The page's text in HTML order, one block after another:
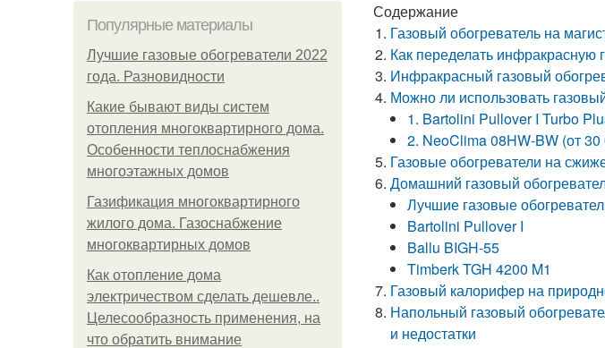
Популярные материалы
Лучшие газовые обогреватели 2022
года. Разновидности
Какие бывают виды систем
отопления многоквартирного дома.
Особенности теплоснабжения
многоэтажных домов
Газификация многоквартирного
жилого дома. Газоснабжение
многоквартирных домов
Как отопление дома
электричеством сделать дешевле..
Целесообразность применения, на
что обратить внимание
Содержание
Газовый обогреватель на
Как переделать инфракрасную
Инфракрасный газовый
Можно ли использовать
1. Bartolini Pullover I Turbo
2. NeoClima 08HW-BW (от 30
Газовые обогреватели на
Домашний газовый
Лучшие газовые
Bartolini Pullover I
Ballu BIGH-55
Timberk TGH 4200 M1
Газовый калорифер на
Напольный газовый
и недостатки